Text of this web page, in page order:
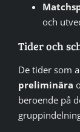
och
Tider och
De tider som
preliminära
beroende på